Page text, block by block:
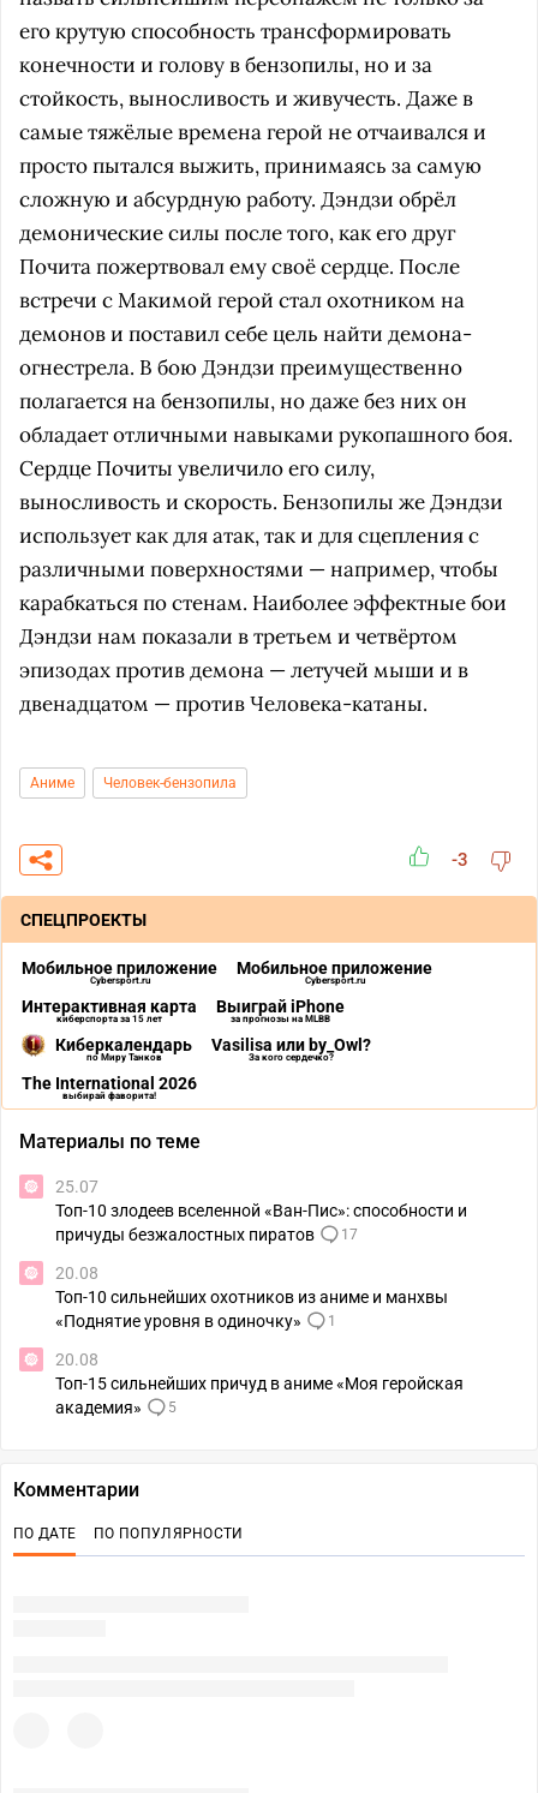
его крутую способность трансформировать
конечности и голову в бензопилы, но и за
стойкость, выносливость и живучесть. Даже в
самые тяжёлые времена герой не отчаивался и
просто пытался выжить, принимаясь за самую
сложную и абсурдную работу. Дэндзи обрёл
демонические силы после того, как его друг
Почита пожертвовал ему своё сердце. После
встречи с Макимой герой стал охотником на
демонов и поставил себе цель найти демона-
огнестрела. В бою Дэндзи преимущественно
полагается на бензопилы, но даже без них он
обладает отличными навыками рукопашного боя.
Сердце Почиты увеличило его силу,
выносливость и скорость. Бензопилы же Дэндзи
использует как для атак, так и для сцепления с
различными поверхностями — например, чтобы
карабкаться по стенам. Наиболее эффектные бои
Дэндзи нам показали в третьем и четвёртом
эпизодах против демона — летучей мыши и в
двенадцатом — против Человека-катаны.
Аниме Человек-бензопила
-3
СПЕЦПРОЕКТЫ
Мобильное приложение
Cybersport.ru
Мобильное приложение
Cybersport.ru
Интерактивная карта
киберспорта за 15 лет
Выиграй iPhone
за прогнозы на MLBB
Киберкалендарь
по Миру Танков
Vasilisa или by_Owl?
За кого сердечко?
The International 2026
выбирай фаворита!
Материалы по теме
25.07
Топ-10 злодеев вселенной «Ван-Пис»: способности и
причуды безжалостных пиратов
17
20.08
Топ-10 сильнейших охотников из аниме и манхвы
«Поднятие уровня в одиночку»
1
20.08
Топ-15 сильнейших причуд в аниме «Моя геройская
академия»
5
Комментарии
ПО ДАТЕ ПО ПОПУЛЯРНОСТИ